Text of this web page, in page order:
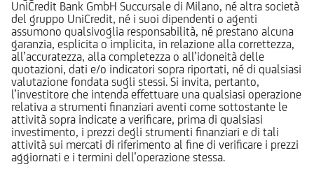
UniCredit Bank GmbH Succursale di Milano, né altra società
del gruppo UniCredit, né i suoi dipendenti o agenti
assumono qualsivoglia responsabilità, né prestano alcuna
garanzia, esplicita o implicita, in relazione alla correttezza,
all’accuratezza, alla completezza o all’idoneità delle
quotazioni, dati e/o indicatori sopra riportati, né di qualsiasi
valutazione fondata sugli stessi. Si invita, pertanto,
l’investitore che intenda effettuare una qualsiasi operazione
relativa a strumenti finanziari aventi come sottostante le
attività sopra indicate a verificare, prima di qualsiasi
investimento, i prezzi degli strumenti finanziari e di tali
attività sui mercati di riferimento al fine di verificare i prezzi
aggiornati e i termini dell’operazione stessa.